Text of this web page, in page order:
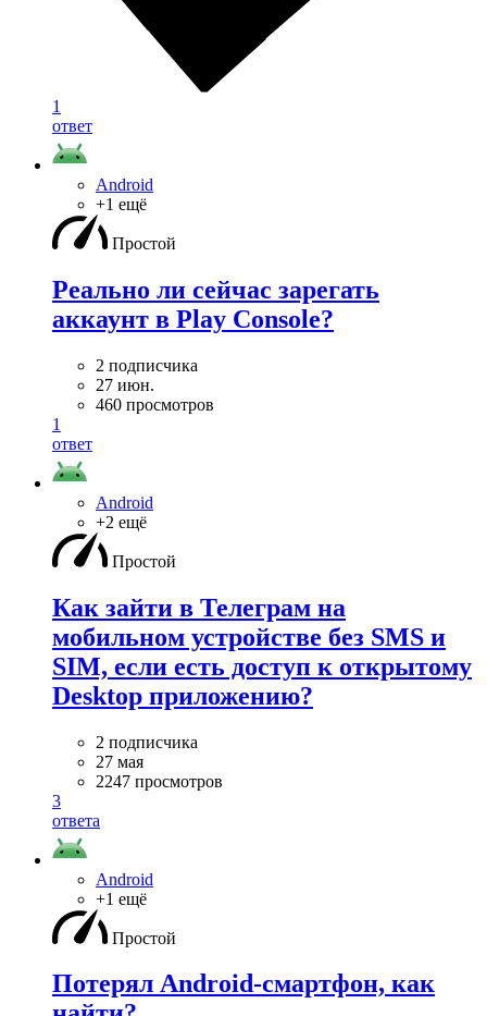
1
ответ
Android
+1 ещё
Простой
Реально ли сейчас зарегать
аккаунт в Play Console?
2 подписчика
27 июн.
460 просмотров
1
ответ
Android
+2 ещё
Простой
Как зайти в Телеграм на
мобильном устройстве без SMS и
SIM, если есть доступ к открытому
Desktop приложению?
2 подписчика
27 мая
2247 просмотров
3
ответа
Android
+1 ещё
Простой
Потерял Android-смартфон, как